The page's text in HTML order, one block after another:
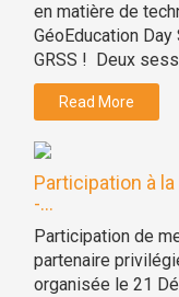
en matière de
GéoEducation Day
GRSS ! Deux
Read More
Participation à
-...
Participation de
partenaire
organisée le 21